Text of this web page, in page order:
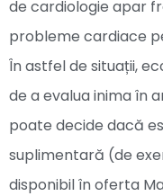
de cardiologie apar
probleme cardiace
În astfel de situații,
de a evalua inima în
poate decide dacă
suplimentară (de
disponibil în oferta